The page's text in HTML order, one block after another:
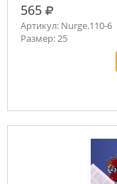
565 руб.
Артикул: Nurge.110-6
Размер: 25